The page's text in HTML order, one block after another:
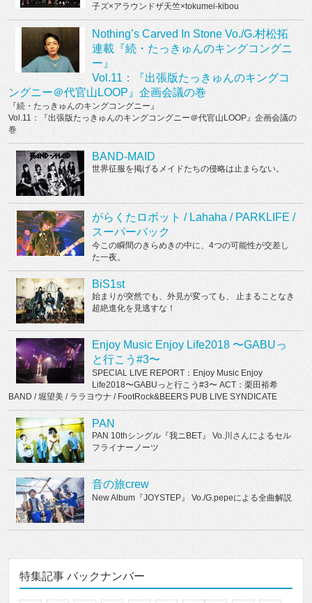
子ズ×アラウンドザ天竺×tokumei-kibou
Nothing’s Carved In Stone Vo./G.村松拓
連載『続・たっきゅんのキングコングニ
ー』
Vol.11：『出張版たっきゅんのキングコ
ングニー＠代官山LOOP』企画会議の巻
『続・たっきゅんのキングコングニー』
Vol.11：『出張版たっきゅんのキングコングニー＠代官山LOOP』企画会議の
巻
BAND-MAID
世界征服を掲げるメイドたちの侵略は止まらない。
がらくたロボット / Lahaha / PARKLIFE /
スーパーバック
今この瞬間のきらめきの中に、4つの可能性が交差し
た一夜。
BiS1st
始まりが突然でも、外見が変っても、 止まることなき
超絶進化を見逃すな！
Enjoy Music Enjoy Life2018 〜GABUっ
と行こう#3〜
SPECIAL LIVE REPORT：Enjoy Music Enjoy
Life2018〜GABUっと行こう#3〜 ACT：栗田裕希
BAND / 堀望美 / ララヨウナ / FootRock&BEERS PUB LIVE SYNDICATE
PAN
PAN 10thシングル『我ニBET』 Vo.川さんによるセル
フライナーノーツ
音の旅crew
New Album『JOYSTEP』 Vo./G.pepeによる全曲解説
特集記事 バックナンバー